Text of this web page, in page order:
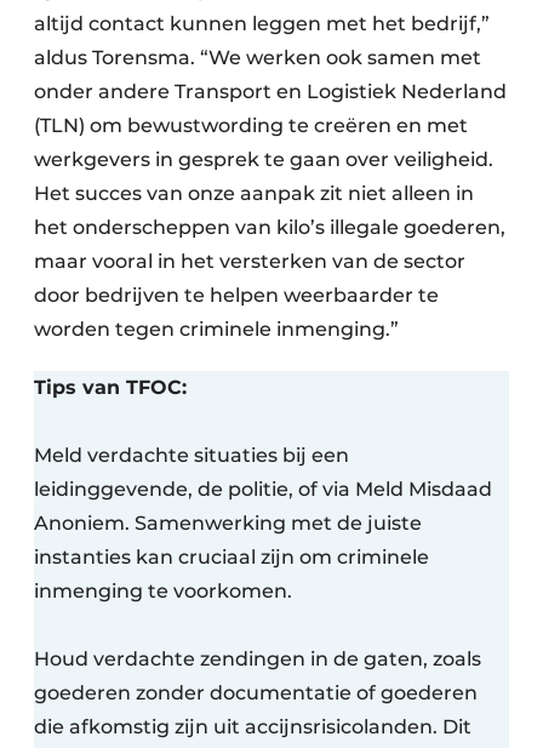
altijd contact kunnen leggen met het bedrijf,”
aldus Torensma. “We werken ook samen met
onder andere Transport en Logistiek Nederland
(TLN) om bewustwording te creëren en met
werkgevers in gesprek te gaan over veiligheid.
Het succes van onze aanpak zit niet alleen in
het onderscheppen van kilo’s illegale goederen,
maar vooral in het versterken van de sector
door bedrijven te helpen weerbaarder te
worden tegen criminele inmenging.”
Tips van TFOC:
Meld verdachte situaties bij een
leidinggevende, de politie, of via Meld Misdaad
Anoniem. Samenwerking met de juiste
instanties kan cruciaal zijn om criminele
inmenging te voorkomen.
Houd verdachte zendingen in de gaten, zoals
goederen zonder documentatie of goederen
die afkomstig zijn uit accijnsrisicolanden. Dit